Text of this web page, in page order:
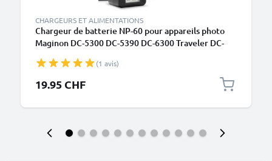
CHARGEURS ET ALIMENTATIONS
Chargeur de batterie NP-60 pour appareils photo
Maginon DC-5300 DC-5390 DC-6300 Traveler DC-
(1 avis)
19.95 CHF